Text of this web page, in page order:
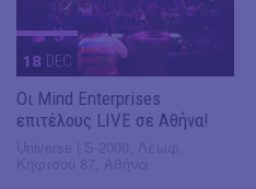
18 DEC
Οι Mind Enterprises
επιτέλους LIVE σε Αθήνα!